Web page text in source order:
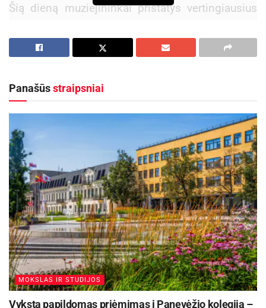
Šią dieną muziejininkai pristatys vertingiausius
Aktualios naujienos
Maudytis galima visose Panevėžio maudyklose,
išskyrus Kultūros ir poilsio parko braidyklą
Rugsėjo 11–13 dienomis Panevėžys švęs 523-
Panevėžio karaimų bendruomenės gyvenimą
atspindinčias fotografijas, kuriose dominuoja
Kozyrovičių, Čaprackų (Čaprockių), Grigulevičių,
Rajeckų, Novickių šeimų nuotraukos, daugiausia
asmenų portretai;
Panevėžio legendos Stasio Petrausko Bitlo
Panašūsstraipsniai
MOKSLAS IR STUDIJOS
Vyksta papildomas priėmimas į Panevėžio kolegiją –